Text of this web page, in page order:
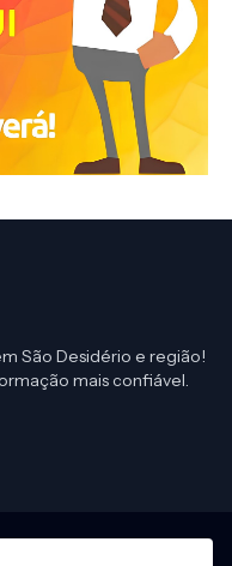
São Desidério e região!
mais confiável.